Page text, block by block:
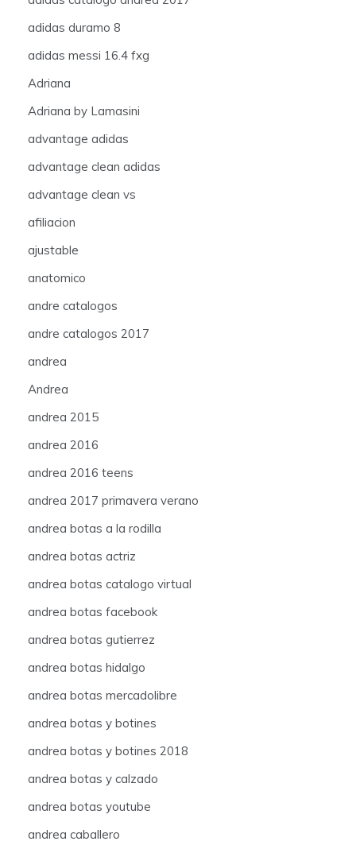
adidas duramo 8
adidas messi 16.4 fxg
Adriana
Adriana by Lamasini
advantage adidas
advantage clean adidas
advantage clean vs
afiliacion
ajustable
anatomico
andre catalogos
andre catalogos 2017
andrea
Andrea
andrea 2015
andrea 2016
andrea 2016 teens
andrea 2017 primavera verano
andrea botas a la rodilla
andrea botas actriz
andrea botas catalogo virtual
andrea botas facebook
andrea botas gutierrez
andrea botas hidalgo
andrea botas mercadolibre
andrea botas y botines
andrea botas y botines 2018
andrea botas y calzado
andrea botas youtube
andrea caballero